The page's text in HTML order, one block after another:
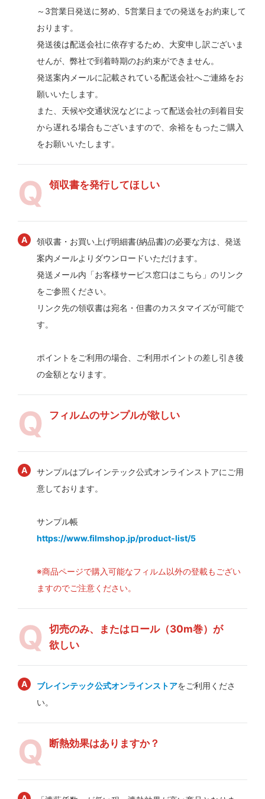
～3営業日発送に努め、5営業日までの発送をお約束して
おります。
発送後は配送会社に依存するため、大変申し訳ございま
せんが、弊社で到着時期のお約束ができません。
発送案内メールに記載されている配送会社へご連絡をお
願いいたします。
また、天候や交通状況などによって配送会社の到着目安
から遅れる場合もございますので、余裕をもったご購入
をお願いいたします。
領収書を発行してほしい
領収書・お買い上げ明細書(納品書)の必要な方は、発送
案内メールよりダウンロードいただけます。
発送メール内「お客様サービス窓口はこちら」のリンク
をご参照ください。
リンク先の領収書は宛名・但書のカスタマイズが可能で
す。
ポイントをご利用の場合、ご利用ポイントの差し引き後
の金額となります。
フィルムのサンプルが欲しい
サンプルはブレインテック公式オンラインストアにご用
意しております。
サンプル帳
https://www.filmshop.jp/product-list/5
※商品ページで購入可能なフィルム以外の登載もござい
ますのでご注意ください。
切売のみ、またはロール（30m巻）が
欲しい
ブレインテック公式オンラインストアをご利用くださ
い。
断熱効果はありますか？